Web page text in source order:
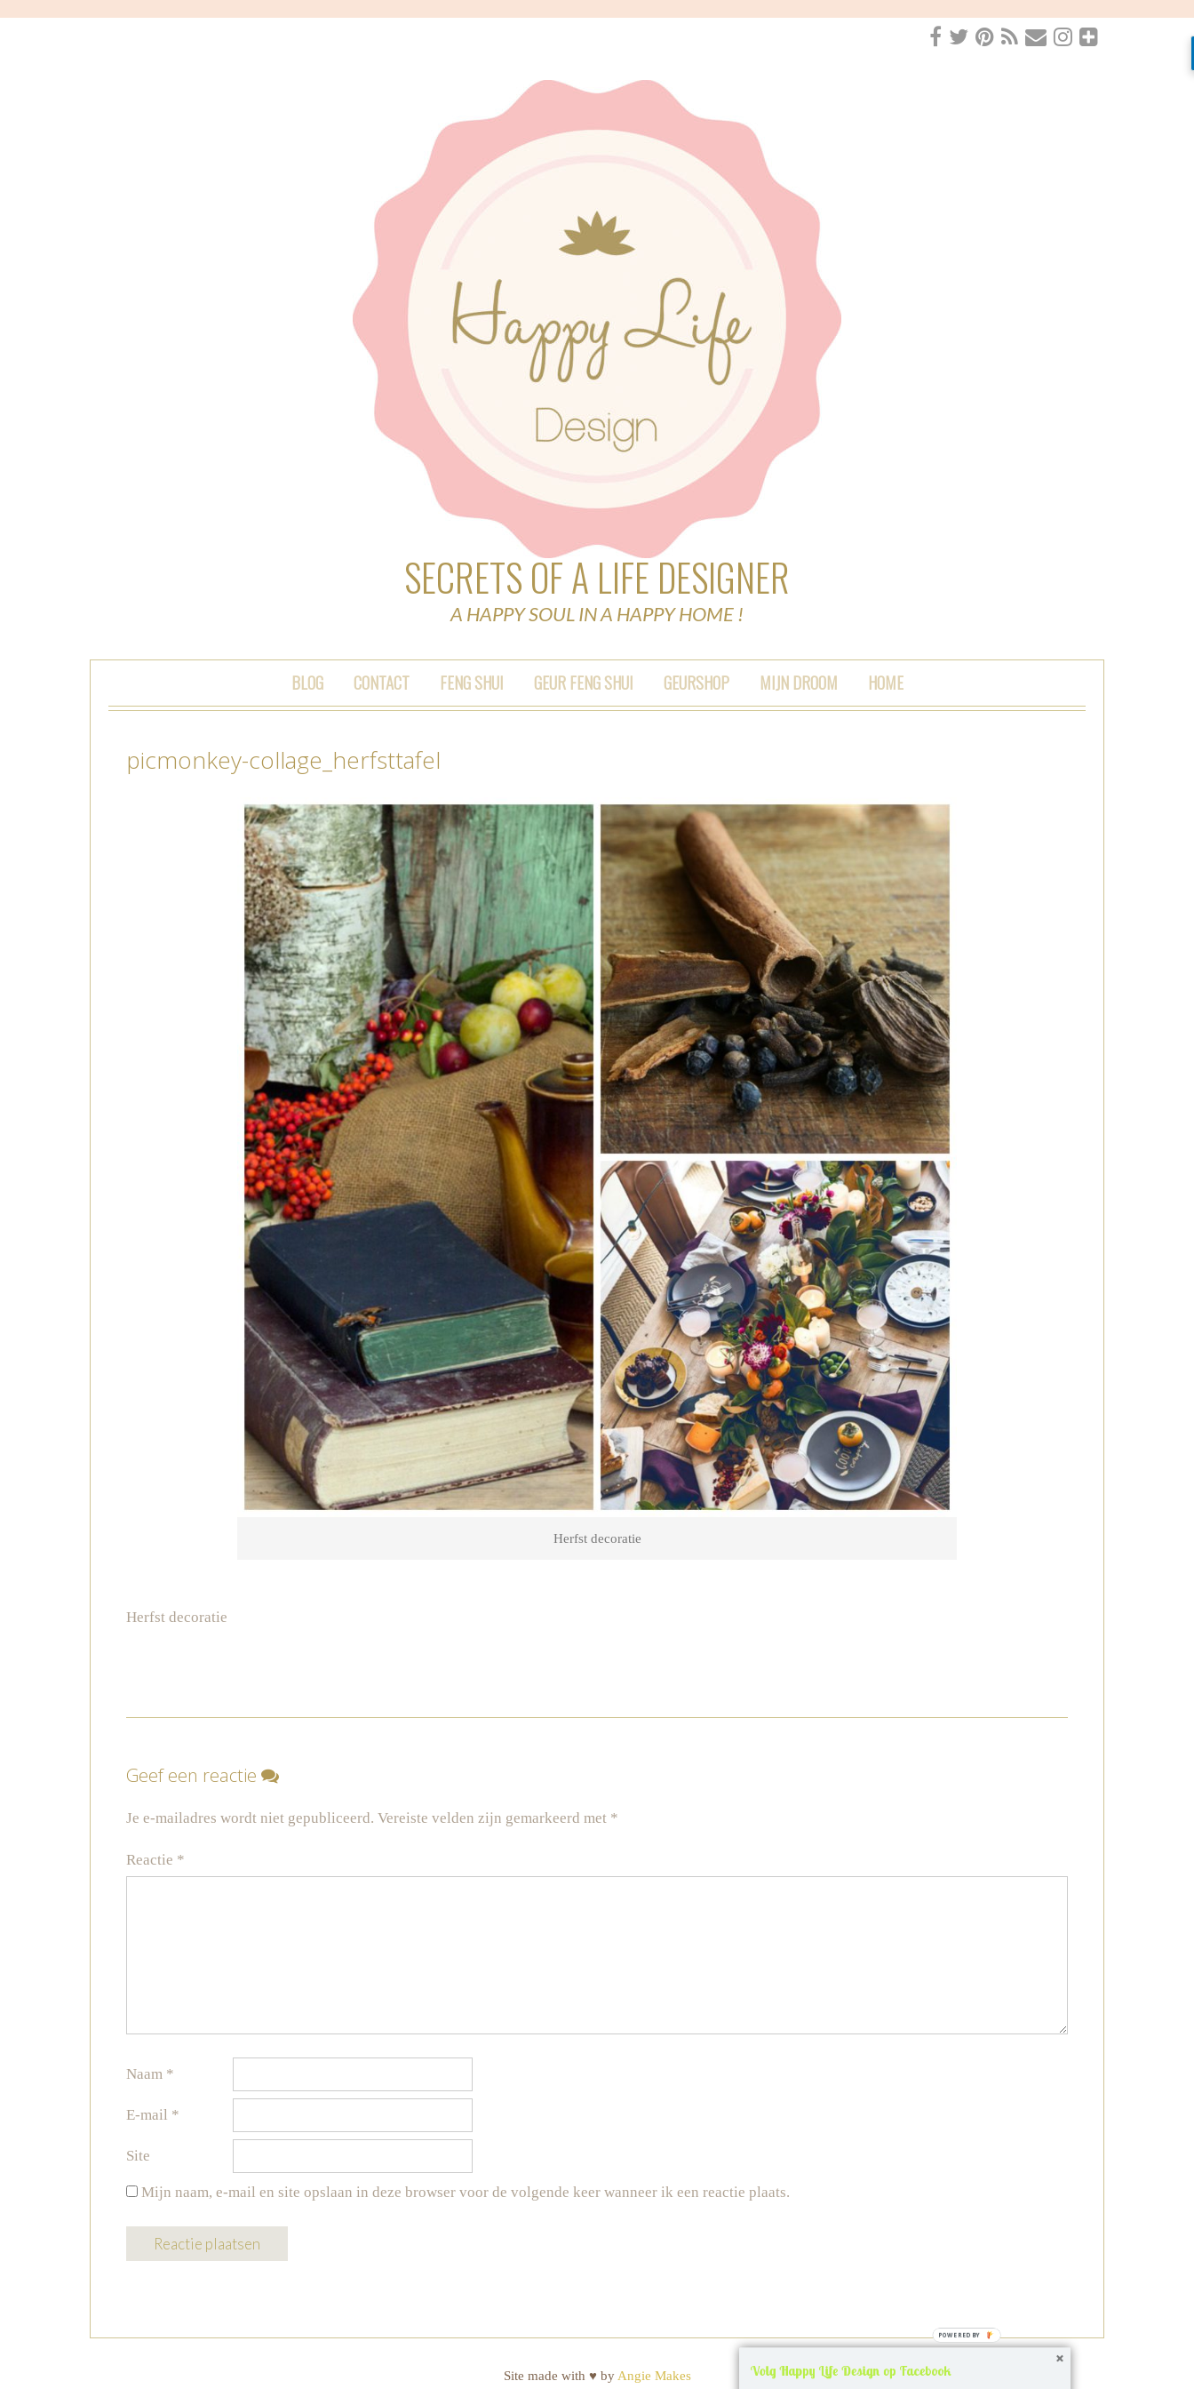
SECRETS OF A LIFE DESIGNER
A HAPPY SOUL IN A HAPPY HOME !
BLOG CONTACT FENG SHUI GEUR FENG SHUI GEURSHOP MIJN DROOM HOME
picmonkey-collage_herfsttafel
Herfst decoratie
Herfst decoratie
Geef een reactie
Je e-mailadres wordt niet gepubliceerd. Vereiste velden zijn gemarkeerd met *
Reactie *
Naam *
E-mail *
Site
Mijn naam, e-mail en site opslaan in deze browser voor de volgende keer wanneer ik een reactie plaats.
Site made with ♥ by Angie Makes Volg Happy Life Design op Facebook